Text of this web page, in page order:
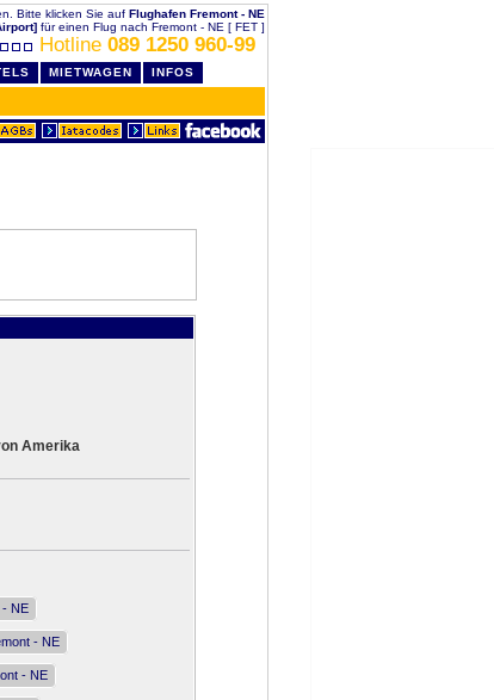
Bitte klicken Sie auf Flughafen Fremont - NE
für einen Flug nach Fremont - NE [ FET ]
Hotline 089 1250 960-99
MIETWAGEN INFOS
Amerika
NE
- NE
- NE